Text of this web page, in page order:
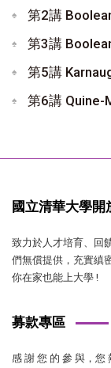
第2講
第3講
第5講
第6講 Quine-
國立清華大學開
致力於人才培育、回
們無償提供，充實縝
你在家也能上大學 !
募款專區
感 謝 您 的 參 與，您